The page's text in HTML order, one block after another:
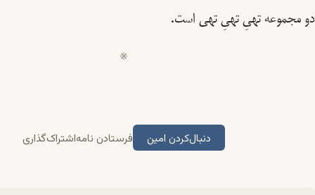
دو مجموعه تهیِ تهیِ تهی است.
دنبال‌کردن امین فرستادن نامهاشتراک‌گذاری